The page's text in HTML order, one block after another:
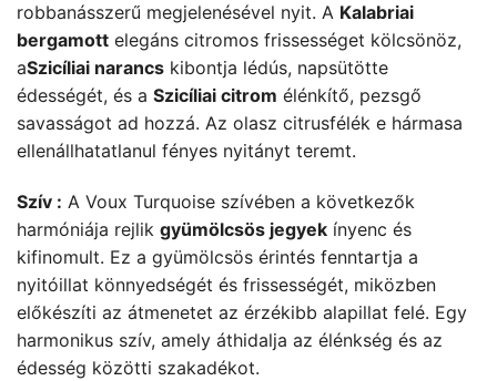
robbanásszerű megjelenésével nyit. A Kalabriai
bergamott elegáns citromos frissességet kölcsönöz,
aSzicíliai narancs kibontja lédús, napsütötte
édességét, és a Szicíliai citrom élénkítő, pezsgő
savasságot ad hozzá. Az olasz citrusfélék e hármasa
ellenállhatatlanul fényes nyitányt teremt.
Szív : A Voux Turquoise szívében a következők
harmóniája rejlik gyümölcsös jegyek ínyenc és
kifinomult. Ez a gyümölcsös érintés fenntartja a
nyitóillat könnyedségét és frissességét, miközben
előkészíti az átmenetet az érzékibb alapillat felé. Egy
harmonikus szív, amely áthidalja az élénkség és az
édesség közötti szakadékot.